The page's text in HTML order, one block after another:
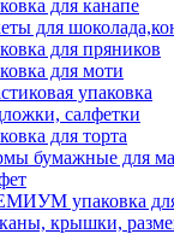
для канапе
для
для пряников
для моти
упаковка
салфетки
для торта
бумажные для
упаковка для
крышки,